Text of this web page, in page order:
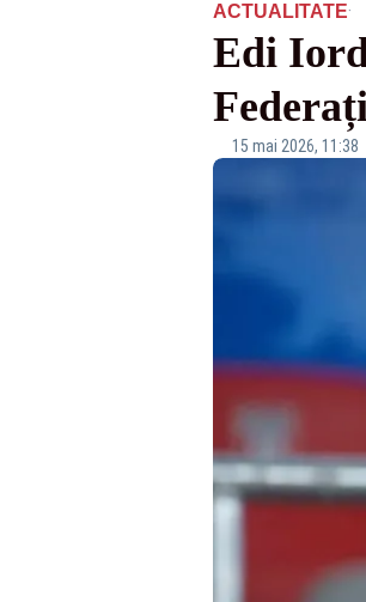
ACTUALITATE·
Edi
15 mai 2026, 11:38